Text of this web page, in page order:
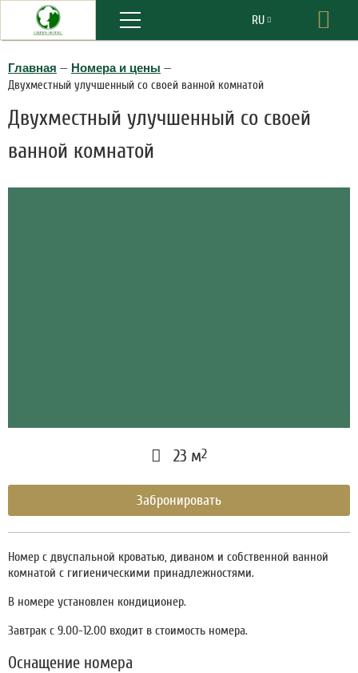
Меню RU
Главная — Номера и цены —
Двухместный улучшенный со своей ванной комнатой
Двухместный улучшенный со своей
ванной комнатой
23 м2
Забронировать
Номер с двуспальной кроватью, диваном и собственной ванной
комнатой с гигиеническими принадлежностями.
В номере установлен кондиционер.
Завтрак с 9.00-12.00 входит в стоимость номера.
Оснащение номера